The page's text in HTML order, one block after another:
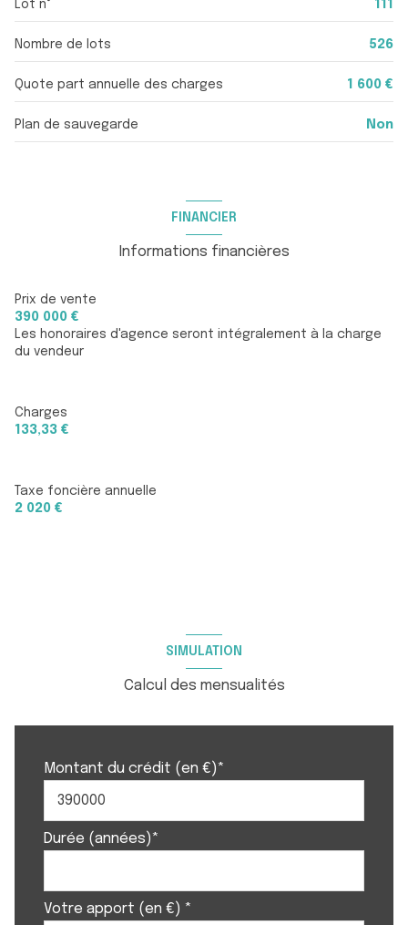
accès handicapé
terrasse 11 m²
balcon 4 m²
Lot n° 111
Nombre de lots 526
Quote part annuelle des charges 1 600 €
Plan de sauvegarde Non
FINANCIER
Informations financières
Prix de vente
390 000 €
Les honoraires d'agence seront intégralement à la charge
du vendeur
Charges
133,33 €
Taxe foncière annuelle
2 020 €
SIMULATION
Calcul des mensualités
Montant du crédit (en €)*
Durée (années)*
Votre apport (en €) *